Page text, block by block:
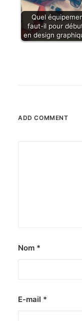
Quel
faut-il pour
en design
ADD COMMENT
Nom *
E-mail *